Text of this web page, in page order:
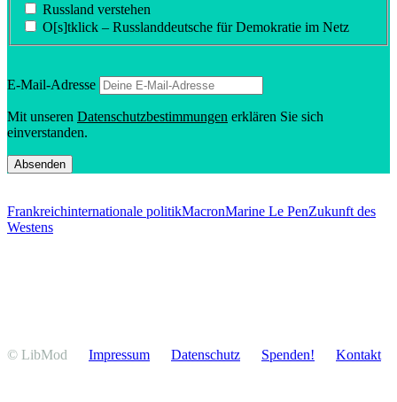
Russland verstehen
O[s]tklick – Russland­deutsche für Demokratie im Netz
E‑Mail-Adresse
Mit unseren Daten­schutz­be­stim­mungen erklären Sie sich
einverstanden.
Frankreichinternationale politikMacronMarine Le PenZukunft des
Westens
© LibMod Impressum Daten­schutz Spenden! Kontakt